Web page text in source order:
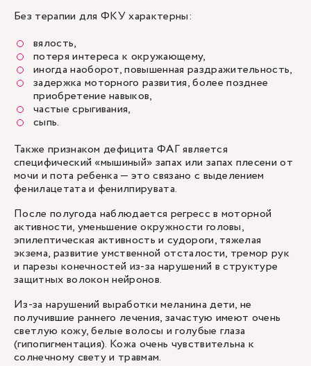
Без терапии для ФКУ характерны:
вялость,
потеря интереса к окружающему,
иногда наоборот, повышенная раздражительность,
задержка моторного развития, более позднее
приобретение навыков,
частые срыгивания,
сыпь.
Также признаком дефицита ФАГ является
специфический «мышиный» запах или запах плесени от
мочи и пота ребенка — это связано с выделением
фенилацетата и фенилпирувата.
После полугода наблюдается регресс в моторной
активности, уменьшение окружности головы,
эпилептическая активность и судороги, тяжелая
экзема, развитие умственной отсталости, тремор рук
и парезы конечностей из-за нарушений в структуре
защитных волокон нейронов.
Из-за нарушений выработки меланина дети, не
получившие раннего лечения, зачастую имеют очень
светлую кожу, белые волосы и голубые глаза
(гипопигментация). Кожа очень чувствительна к
солнечному свету и травмам.